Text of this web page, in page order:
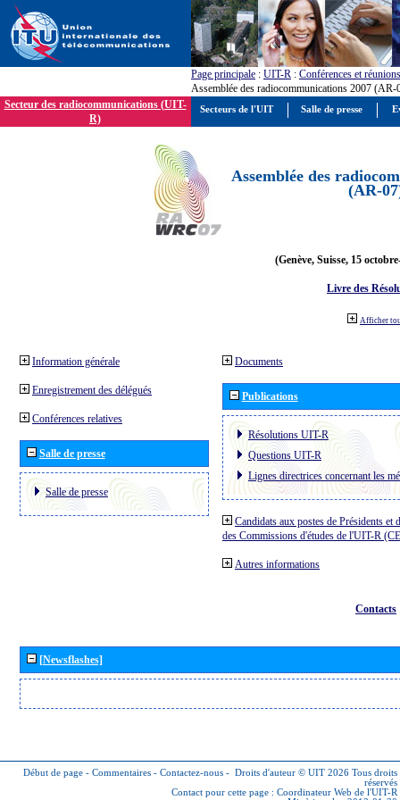
Page principale : UIT-R : Conférences et réunions
Assemblée des radiocommunications 2007 (AR-
Secteur des radiocommunications (UIT-
R)
Assemblée des
(AR-
(Genève, Suisse, 15
Livre des
Afficher
Information générale
Enregistrement des délégués
Conférences relatives
Salle de presse
Salle de presse
Documents
Publications
Résolutions UIT-R
Questions UIT-R
Lignes directrices concernant les
Candidats aux postes de Présidents et
des Commissions d'études de l'UIT-R
Autres informations
Contacts
[Newsflashes]
Début de page - Commentaires - Contactez-nous - Droits d'auteur © UIT 2026 Tous droits
réservés
Contact pour cette page : Coordinateur Web de l'UIT-R
Secteurs de l'UIT Salle de presse